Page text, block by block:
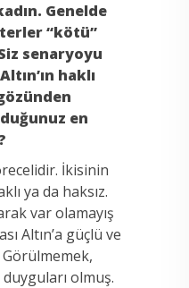
Genelde
“kötü”
senaryoyu
haklı
en
İkisinin
ya da haksız.
var olamayış
Altın’a güçlü ve
olmuş.